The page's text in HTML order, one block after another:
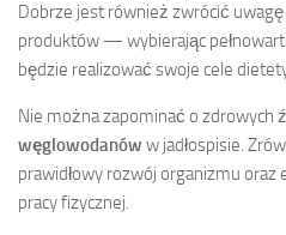
Dobrze jest również zwrócić
produktów — wybierając
będzie realizować swoje cele
Nie można zapominać o zdrowych
węglowodanów w jadłospisie.
prawidłowy rozwój organizmu
pracy fizycznej.